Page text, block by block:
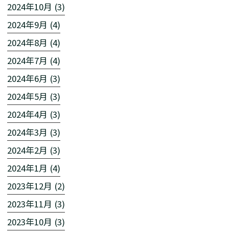
2024年10月 (3)
2024年9月 (4)
2024年8月 (4)
2024年7月 (4)
2024年6月 (3)
2024年5月 (3)
2024年4月 (3)
2024年3月 (3)
2024年2月 (3)
2024年1月 (4)
2023年12月 (2)
2023年11月 (3)
2023年10月 (3)